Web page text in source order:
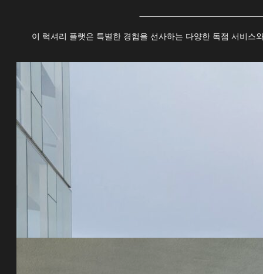
이 럭셔리 플랫은 특별한 경험을 선사하는 다양한 독점 서비스